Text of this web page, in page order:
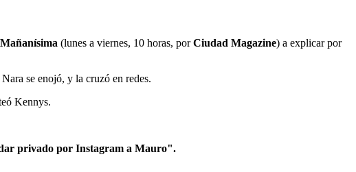
Mañanísima (lunes a viernes, 10 horas, porCiudad Magazine) a explicar por
se enojó, y la cruzó en redes.
Kennys.
privado por Instagram a Mauro".